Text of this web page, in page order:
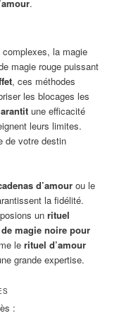
.
la magie
magie rouge puissant
, ces méthodes
les blocages les
une efficacité
leurs limites.
de votre destin
d’amourou le
la fidélité.
un rituel
magie noire pour
le rituel d’amour
grande expertise.
: